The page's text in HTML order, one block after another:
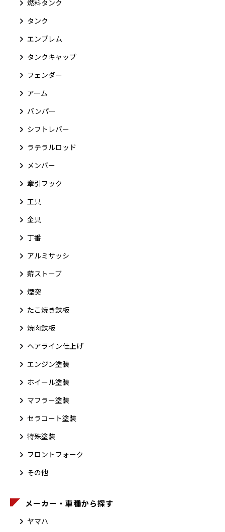
燃料タンク
タンク
エンブレム
タンクキャップ
フェンダー
アーム
バンパー
シフトレバー
ラテラルロッド
メンバー
牽引フック
工具
金具
丁番
アルミサッシ
薪ストーブ
煙突
たこ焼き鉄板
焼肉鉄板
ヘアライン仕上げ
エンジン塗装
ホイール塗装
マフラー塗装
セラコート塗装
特殊塗装
フロントフォーク
その他
メーカー・車種から探す
ヤマハ